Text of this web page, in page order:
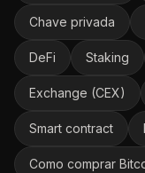
Chave privada
DeFi Staking
Exchange (CEX)
Smart contract
Como comprar